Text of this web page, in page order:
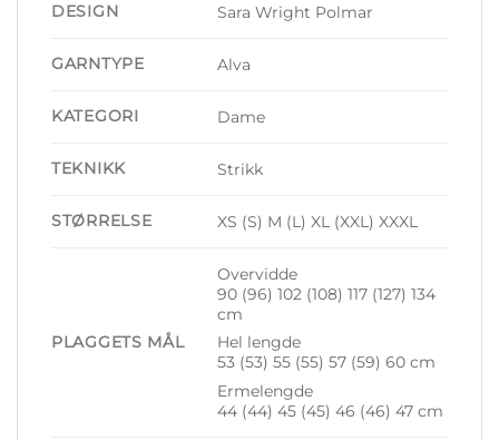
DESIGN Sara Wright Polmar
GARNTYPE Alva
KATEGORI Dame
TEKNIKK Strikk
STØRRELSE XS (S) M (L) XL (XXL) XXXL
PLAGGETS MÅL
Overvidde
90 (96) 102 (108) 117 (127) 134
cm
Hel lengde
53 (53) 55 (55) 57 (59) 60 cm
Ermelengde
44 (44) 45 (45) 46 (46) 47 cm